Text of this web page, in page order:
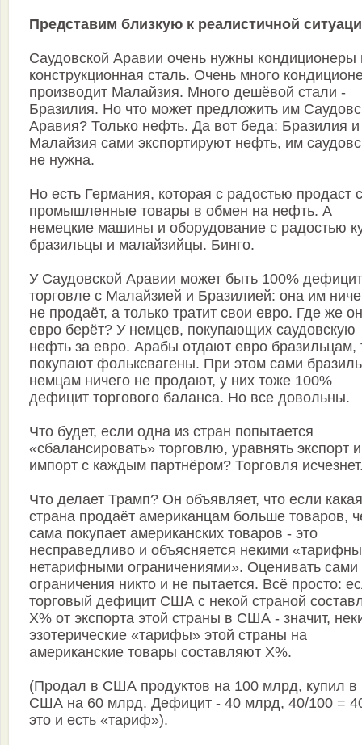
Представим близкую к реалистичной
Саудовской Аравии очень нужны кондиционеры
конструкционная сталь. Очень много
производит Малайзия. Много дешёвой стали -
Бразилия. Но что может предложить им
Аравия? Только нефть. Да вот беда: Бразилия и
Малайзия сами экспортируют нефть, им
не нужна.
Но есть Германия, которая с радостью продаст
промышленные товары в обмен на нефть. А
немецкие машины и оборудование с радостью
бразильцы и малайзийцы. Бинго.
У Саудовской Аравии может быть 100%
торговле с Малайзией и Бразилией: она им
не продаёт, а только тратит свои евро. Где же
евро берёт? У немцев, покупающих саудовскую
нефть за евро. Арабы отдают евро бразильцам,
покупают фольксвагены. При этом сами
немцам ничего не продают, у них тоже 100%
дефицит торгового баланса. Но все довольны.
Что будет, если одна из стран попытается
«сбалансировать» торговлю, уравнять экспорт и
импорт с каждым партнёром? Торговля
Что делает Трамп? Он объявляет, что если
страна продаёт американцам больше товаров,
сама покупает американских товаров - это
несправедливо и объясняется некими
нетарифными ограничениями». Оценивать сами
ограничения никто и не пытается. Всё просто:
торговый дефицит США с некой страной
X% от экспорта этой страны в США - значит,
эзотерические «тарифы» этой страны на
американские товары составляют X%.
(Продал в США продуктов на 100 млрд, купил в
США на 60 млрд. Дефицит - 40 млрд, 40/100 =
это и есть «тариф»).